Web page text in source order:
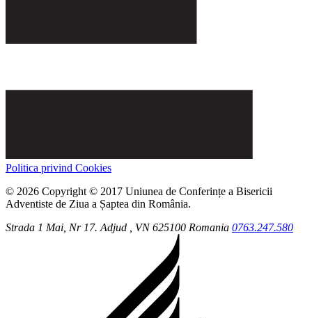
Politica privind Cookies
© 2026 Copyright © 2017 Uniunea de Conferințe a Bisericii
Adventiste de Ziua a Șaptea din România.
Strada 1 Mai, Nr 17.Adjud , VN 625100 Romania 0763.247.580